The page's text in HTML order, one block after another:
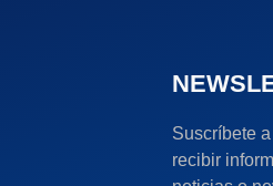
Suscríbete
recibir